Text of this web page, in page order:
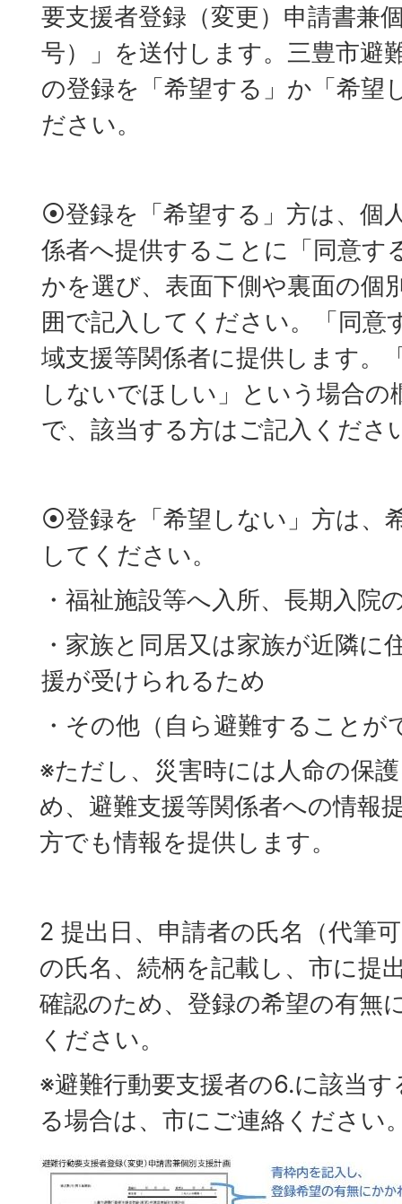
要支援者登録（変更）申請書兼
号）」を送付します。三豊市避
の登録を「希望する」か「希望
ださい。
⦿登録を「希望する」方は、個
係者へ提供することに「同意す
かを選び、表面下側や裏面の個
囲で記入してください。「同意
域支援等関係者に提供します。
しないでほしい」という場合
で、該当する方はご記入くださ
⦿登録を「希望しない」方は、
してください。
・福祉施設等へ入所、長期入院
・家族と同居又は家族が近隣に
援が受けられるため
・その他（自ら避難することが
※ただし、災害時には人命の保
め、避難支援等関係者への情報
方でも情報を提供します。
2 提出日、申請者の氏名（代筆
の氏名、続柄を記載し、市に提
確認のため、登録の希望の有無
ください。
※避難行動要支援者の6.に該当
る場合は、市にご連絡ください